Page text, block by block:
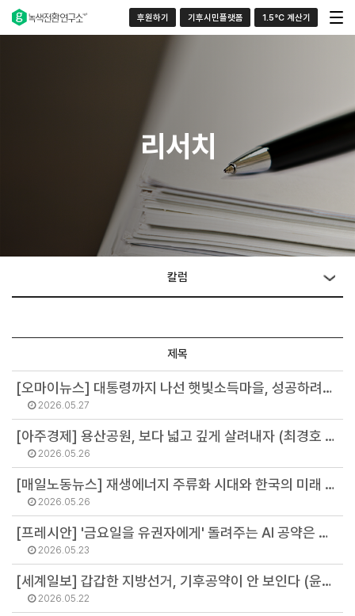
후원하기 기후시민플랫폼 1.5°C 계산기
리서치
칼럼
제목
[오마이뉴스] 대통령까지 나선 햇빛소득마을, 성공하려면 '구양리'를 보라 (고이지선 지역전환팀장)
2026.05.27
[아주경제] 용산공원, 보다 넓고 깊게 살려내자 (최경호 연구위원)
2026.05.26
[매일노동뉴스] 재생에너지 주류화 시대와 한국의 미래 (김병권 소장)
2026.05.26
[프레시안] '금요일을 유권자에게' 돌려주는 AI 공약은 어떤가 (김병권 소장)
2026.05.23
[세계일보] 갑갑한 지방선거, 기후공약이 안 보인다 (윤원섭 선임연구원)
2026.05.22